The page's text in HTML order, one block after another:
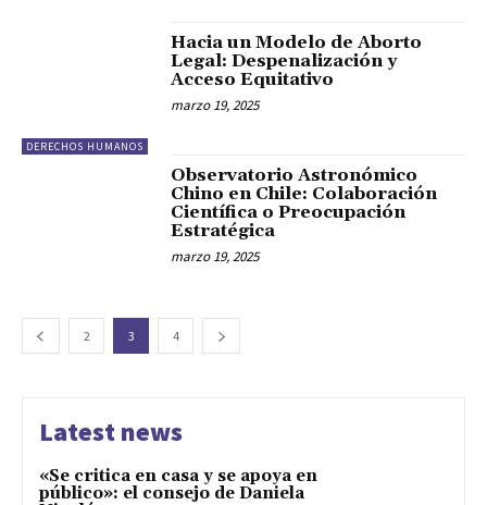
DERECHOS HUMANOS
Hacia un Modelo de Aborto
Legal: Despenalización y
Acceso Equitativo
marzo 19, 2025
Observatorio Astronómico
Chino en Chile: Colaboración
Científica o Preocupación
Estratégica
marzo 19, 2025
2 3 4
Latest news
«Se critica en casa y se apoya en
público»: el consejo de Daniela